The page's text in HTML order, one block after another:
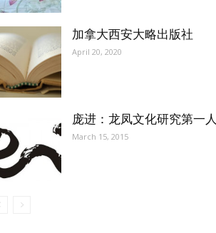
加拿大西安大略出版社
April 20, 2020
庞进：龙凤文化研究第一人
March 15, 2015